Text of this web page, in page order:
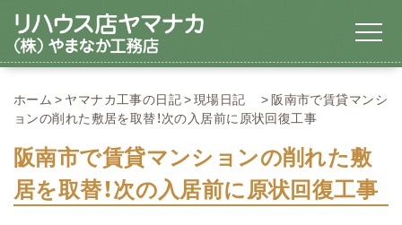
ホーム ヤマナカ工事の日記 現場日記
阪南市で賃貸マンシ
ョンの削れた敷居を取替！次の入居前に原状回復工事
阪南市で賃貸マンションの削れた敷
居を取替！次の入居前に原状回復工事